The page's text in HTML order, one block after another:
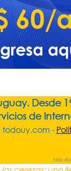
Desde
de
todouy.com -
Sitio